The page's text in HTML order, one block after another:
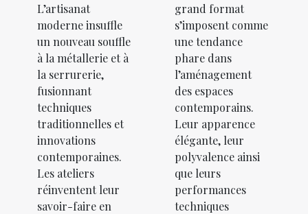
L’artisanat
moderne insuffle
un nouveau souffle
à la métallerie et à
la serrurerie,
fusionnant
techniques
traditionnelles et
innovations
contemporaines.
Les ateliers
réinventent leur
savoir-faire en
grand format
s’imposent comme
une tendance
phare dans
l’aménagement
des espaces
contemporains.
Leur apparence
élégante, leur
polyvalence ainsi
que leurs
performances
techniques